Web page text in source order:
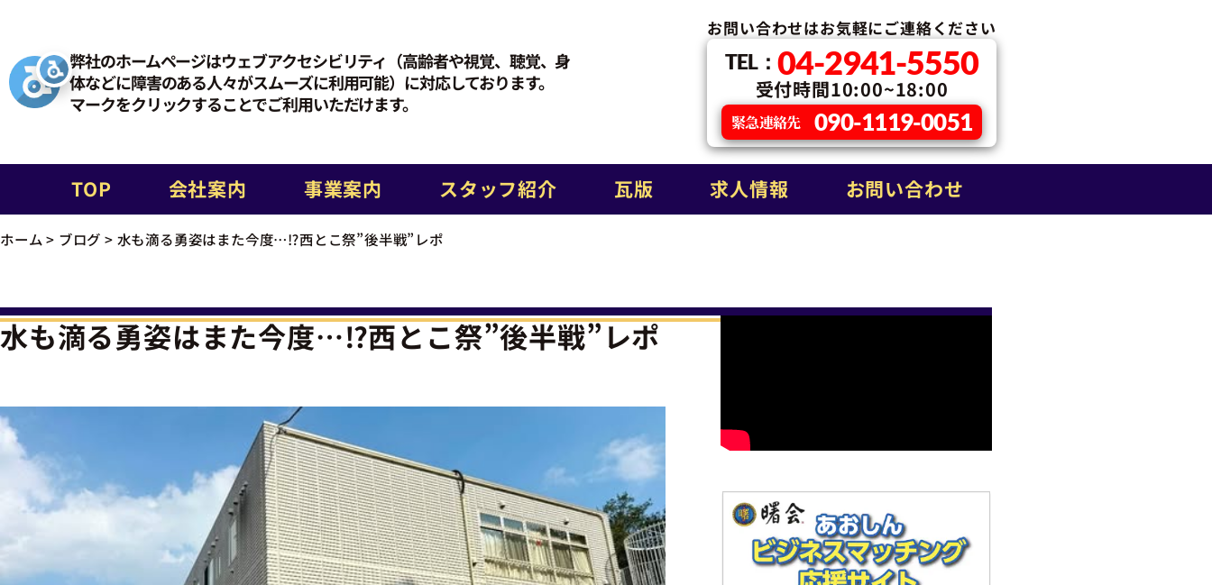
弊社のホームページはウェブアクセシビリティ（高齢者や視覚、聴覚、身
体などに障害のある人々がスムーズに利用可能）に対応しております。
マークをクリックすることでご利用いただけます。
お問い合わせはお気軽にご連絡ください
TEL： 04-2941-5550
受付時間10:00~18:00
緊急連絡先 090-1119-0051
TOP 会社案内 事業案内 スタッフ紹介 瓦版 求人情報 お問い合わせ
ホーム > ブログ > 水も滴る勇姿はまた今度…⁉西とこ祭”後半戦”レポ
水も滴る勇姿はまた今度…⁉西とこ祭”後半戦”レポ